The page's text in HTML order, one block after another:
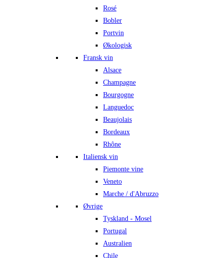
Rosé
Bobler
Portvin
Økologisk
Fransk vin
Alsace
Champagne
Bourgogne
Languedoc
Beaujolais
Bordeaux
Rhône
Italiensk vin
Piemonte vine
Veneto
Marche / d'Abruzzo
Øvrige
Tyskland - Mosel
Portugal
Australien
Chile